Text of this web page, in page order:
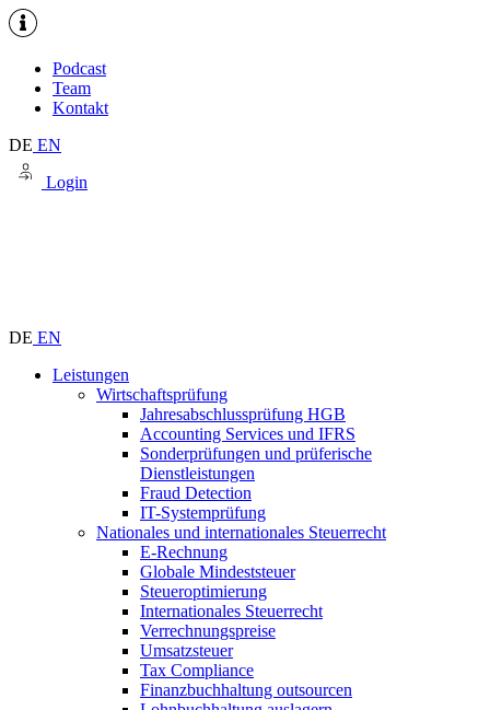
Podcast
Team
Kontakt
DE EN
Login
DE EN
Leistungen
Wirtschaftsprüfung
Jahresabschlussprüfung HGB
Accounting Services und IFRS
Sonderprüfungen und prüferische
Dienstleistungen
Fraud Detection
IT-Systemprüfung
Nationales und internationales Steuerrecht
E-Rechnung
Globale Mindeststeuer
Steueroptimierung
Internationales Steuerrecht
Verrechnungspreise
Umsatzsteuer
Tax Compliance
Finanzbuchhaltung outsourcen